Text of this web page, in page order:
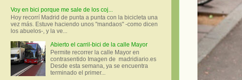
Voy en bici porque me sale de los coj...
Hoy recorrí Madrid de punta a punta con la bicicleta una
vez más. Estuve haciendo unos "mandaos" -como dicen
los abuelos-, y la ve...
Abierto el carril-bici de la calle Mayor
Permite recorrer la calle Mayor en
contrasentido Imagen de madridiario.es
Desde esta semana, ya se encuentra
terminado el primer...